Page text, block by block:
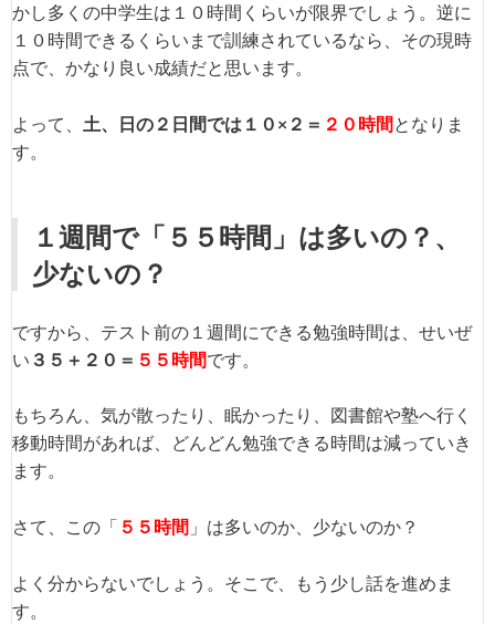
かし多くの中学生は１０時間くらいが限界でしょう。逆に
１０時間できるくらいまで訓練されているなら、その現時
点で、かなり良い成績だと思います。
よって、 土、日の２日間では１０×２＝ ２０時間となりま
す。
１週間で「５５時間」は多いの？、
少ないの？
ですから、テスト前の１週間にできる勉強時間は、せいぜ
い ３５＋２０＝ ５５時間です。
もちろん、気が散ったり、眠かったり、図書館や塾へ行く
移動時間があれば、どんどん勉強できる時間は減っていき
ます。
さて、この「 ５５時間 」は多いのか、少ないのか？
よく分からないでしょう。そこで、もう少し話を進めま
す。